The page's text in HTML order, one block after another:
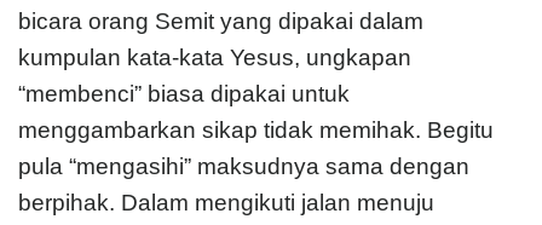
bicara orang Semit yang dipakai dalam
kumpulan kata-kata Yesus, ungkapan
“membenci” biasa dipakai untuk
menggambarkan sikap tidak memihak. Begitu
pula “mengasihi” maksudnya sama dengan
berpihak. Dalam mengikuti jalan menuju